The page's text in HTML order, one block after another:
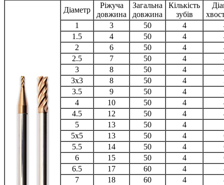
Діаметр
Ріжуча
довжина
Загальна
довжина
Кількість
зубів
1
3 50 4
1.5
4 50 4
2
6 50 4
2.5
7 50 4
3
8 50 4
3x3
8 50 4
3.5
9 50 4
4
10 50 4
4.5
12 50 4
5
13 50 4
5x5
13 50 4
5.5
14 50 4
6
15 50 4
6.5
17 60 4
7
18 60 4